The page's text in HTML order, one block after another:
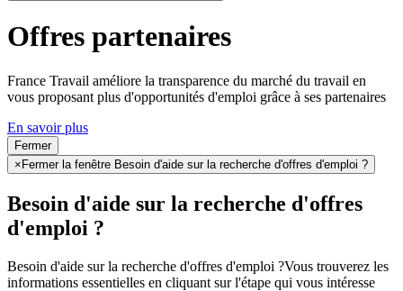
Offres partenaires
France Travail améliore la transparence du marché du travail en
vous proposant plus d'opportunités d'emploi grâce à ses partenaires
En savoir plus
Fermer
× Fermer la fenêtre Besoin d'aide sur la recherche d'offres d'emploi ?
Besoin d'aide sur la recherche d'offres
d'emploi ?
Besoin d'aide sur la recherche d'offres d'emploi ?Vous trouverez les
informations essentielles en cliquant sur l'étape qui vous intéresse